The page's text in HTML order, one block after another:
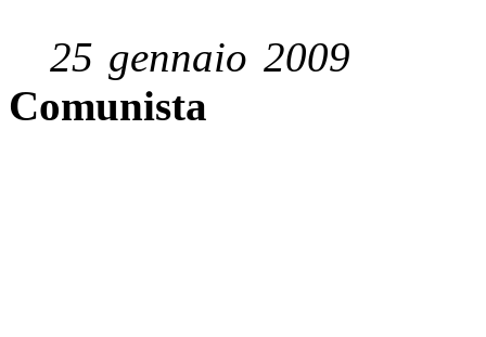
25 gennaio 2009
Comunista